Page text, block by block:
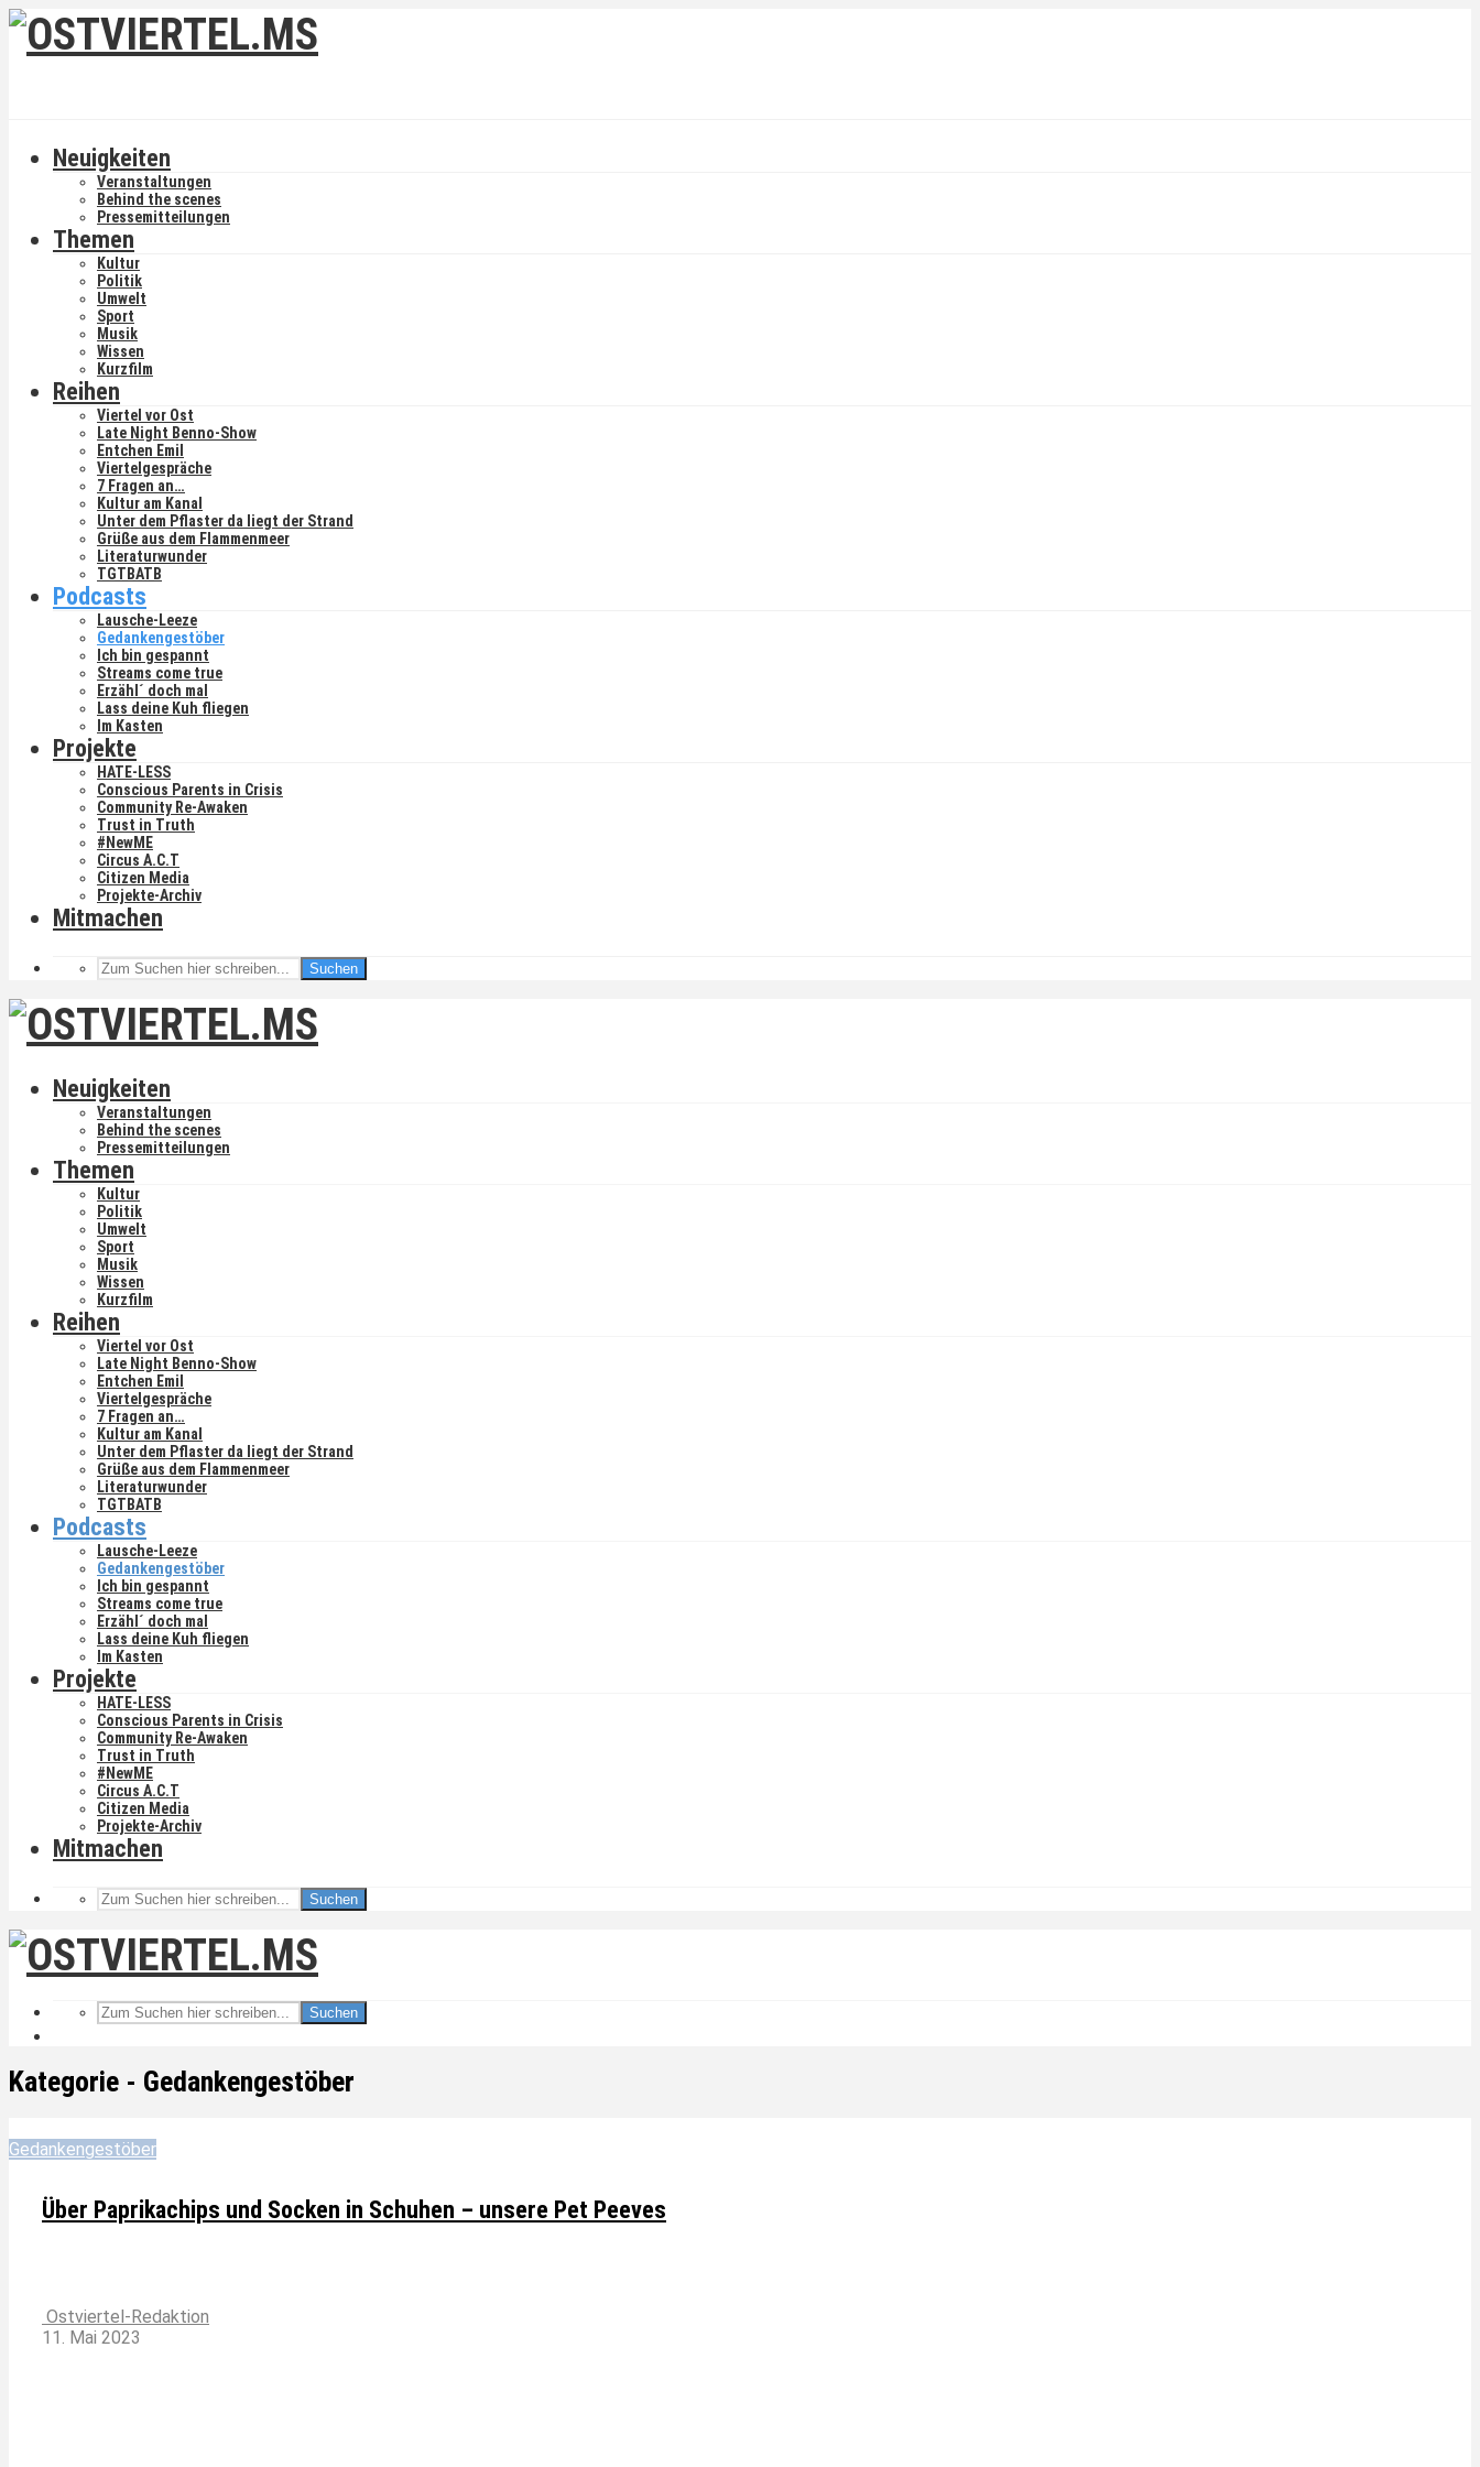
Neuigkeiten
Veranstaltungen
Behind the scenes
Pressemitteilungen
Themen
Kultur
Politik
Umwelt
Sport
Musik
Wissen
Kurzfilm
Reihen
Viertel vor Ost
Late Night Benno-Show
Entchen Emil
Viertelgespräche
7 Fragen an…
Kultur am Kanal
Unter dem Pflaster da liegt der Strand
Grüße aus dem Flammenmeer
Literaturwunder
TGTBATB
Podcasts
Lausche-Leeze
Gedankengestöber
Ich bin gespannt
Streams come true
Erzähl´ doch mal
Lass deine Kuh fliegen
Im Kasten
Projekte
HATE-LESS
Conscious Parents in Crisis
Community Re-Awaken
Trust in Truth
#NewME
Circus A.C.T
Citizen Media
Projekte-Archiv
Mitmachen
Suchen
Neuigkeiten
Veranstaltungen
Behind the scenes
Pressemitteilungen
Themen
Kultur
Politik
Umwelt
Sport
Musik
Wissen
Kurzfilm
Reihen
Viertel vor Ost
Late Night Benno-Show
Entchen Emil
Viertelgespräche
7 Fragen an…
Kultur am Kanal
Unter dem Pflaster da liegt der Strand
Grüße aus dem Flammenmeer
Literaturwunder
TGTBATB
Podcasts
Lausche-Leeze
Gedankengestöber
Ich bin gespannt
Streams come true
Erzähl´ doch mal
Lass deine Kuh fliegen
Im Kasten
Projekte
HATE-LESS
Conscious Parents in Crisis
Community Re-Awaken
Trust in Truth
#NewME
Circus A.C.T
Citizen Media
Projekte-Archiv
Mitmachen
Suchen
Suchen
Kategorie - Gedankengestöber
Gedankengestöber
Über Paprikachips und Socken in Schuhen – unsere Pet Peeves
Ostviertel-Redaktion
11. Mai 2023